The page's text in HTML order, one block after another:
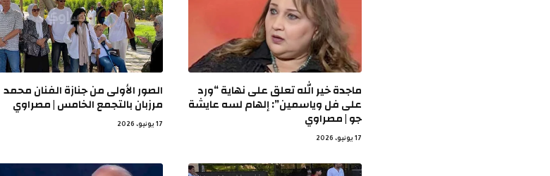
ماجدة خير الله تعلق على نهاية “ورد
على فل وياسمين”: إلهام لسه عايشة
جو | مصراوي
17 يونيو، 2026
الصور الأولى من جنازة الفنان محمد
مرزبان بالتجمع الخامس | مصراوي
17 يونيو، 2026